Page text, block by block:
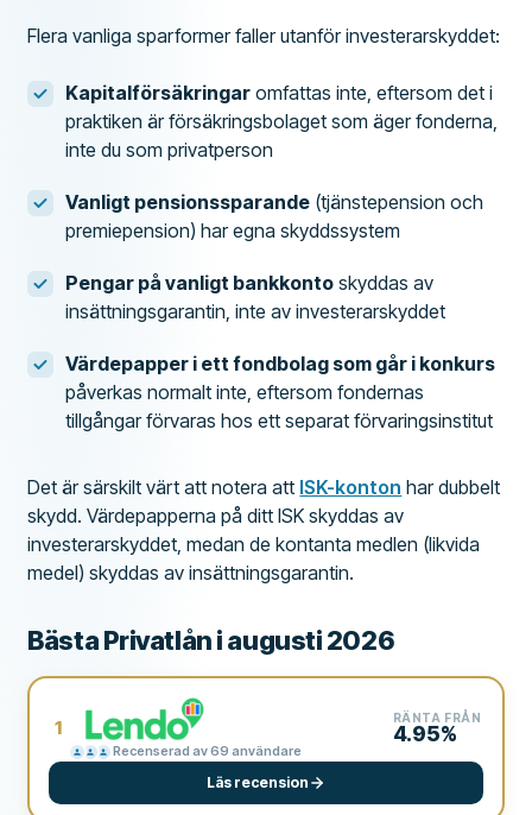
Flera vanliga sparformer faller utanför investerarskyddet:
Kapitalförsäkringar omfattas inte, eftersom det i
praktiken är försäkringsbolaget som äger fonderna,
inte du som privatperson
Vanligt pensionssparande (tjänstepension och
premiepension) har egna skyddssystem
Pengar på vanligt bankkonto skyddas av
insättningsgarantin, inte av investerarskyddet
Värdepapper i ett fondbolag som går i konkurs
påverkas normalt inte, eftersom fondernas
tillgångar förvaras hos ett separat förvaringsinstitut
Det är särskilt värt att notera att ISK-konton har dubbelt
skydd. Värdepapperna på ditt ISK skyddas av
investerarskyddet, medan de kontanta medlen (likvida
medel) skyddas av insättningsgarantin.
Bästa Privatlån i augusti 2026
1
Recenserad av 69 användare
RÄNTA FRÅN
4.95%
Läs recension